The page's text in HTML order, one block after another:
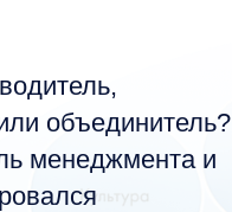
объединитель?
менеджмента и